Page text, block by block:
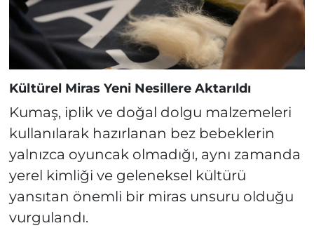
Kültürel Miras Yeni Nesillere Aktarıldı
Kumaş, iplik ve doğal dolgu malzemeleri
kullanılarak hazırlanan bez bebeklerin
yalnızca oyuncak olmadığı, aynı zamanda
yerel kimliği ve geleneksel kültürü
yansıtan önemli bir miras unsuru olduğu
vurgulandı.